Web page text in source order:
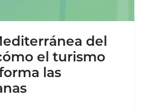
del
el turismo
las